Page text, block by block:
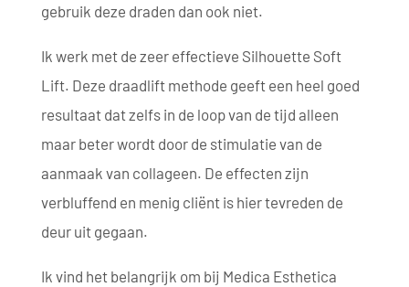
gebruik deze draden dan ook niet.
Ik werk met de zeer effectieve Silhouette Soft
Lift. Deze draadlift methode geeft een heel goed
resultaat dat zelfs in de loop van de tijd alleen
maar beter wordt door de stimulatie van de
aanmaak van collageen. De effecten zijn
verbluffend en menig cliënt is hier tevreden de
deur uit gegaan.
Ik vind het belangrijk om bij Medica Esthetica